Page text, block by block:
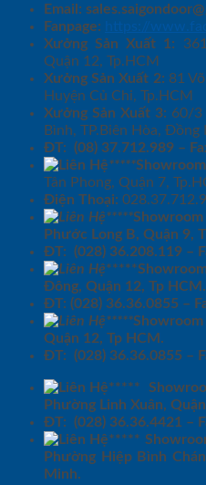
Email:
Fanpage:
https://
Xưởng Sản Xuất 1:
Quận 12, Tp.HCM
Xưởng Sản Xuất 2: 81
Huyện Củ Chi, Tp.HCM
Xưởng Sản Xuất 3: 60/3
Bình, TP.Biên Hòa, Đồng
ĐT: (08) 37.712.989 –
*****
Tân Phong, Quận 7,
Điện Thoại:
*****
Phước Long B, Quận 9,
ĐT: (028) 36.208.119 –
Đông, Quận 12, Tp HCM.
ĐT: (028) 36.36.0855 –
*****Showroom
Quận 12, Tp HCM.
ĐT: (028) 36.36.0855 –
*****
Phường Linh Xuân,
ĐT: (028) 36.36.4421 –
*****
Phường Hiệp Bình
Minh.